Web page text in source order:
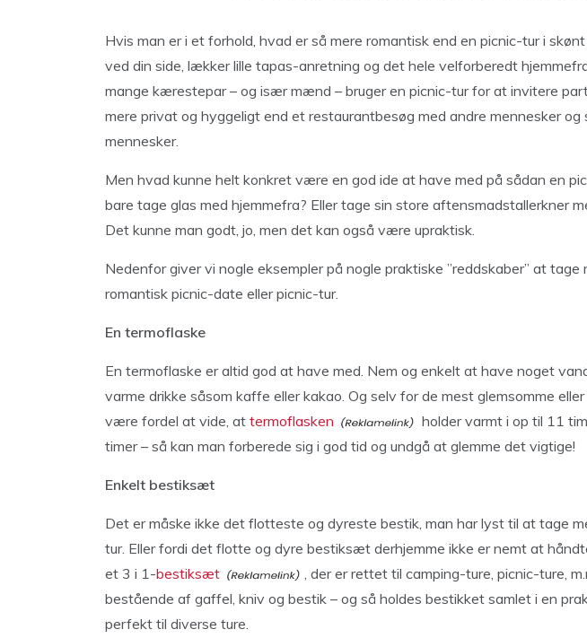
Hvis man er i et forhold, hvad er så mere romantisk end en picnic-tur i
ved din side, lækker lille tapas-anretning og det hele velforberedt
mange kærestepar – og især mænd – bruger en picnic-tur for at invitere
mere privat og hyggeligt end et restaurantbesøg med andre mennesker og
mennesker.
Men hvad kunne helt konkret være en god ide at have med på sådan en
bare tage glas med hjemmefra? Eller tage sin store aftensmadstallerkner
Det kunne man godt, jo, men det kan også være upraktisk.
Nedenfor giver vi nogle eksempler på nogle praktiske ”reddskaber” at
romantisk picnic-date eller picnic-tur.
En termoflaske
En termoflaske er altid god at have med. Nem og enkelt at have noget
varme drikke såsom kaffe eller kakao. Og selv for de mest glemsomme
være fordel at vide, at termoflasken
holder varmt i op til 11
timer – så kan man forberede sig i god tid og undgå at glemme det vigtige!
Enkelt bestiksæt
Det er måske ikke det flotteste og dyreste bestik, man har lyst til at tage
tur. Eller fordi det flotte og dyre bestiksæt derhjemme ikke er nemt at
et 3 i 1-bestiksæt
, der er rettet til camping-ture, picnic-ture,
bestående af gaffel, kniv og bestik – og så holdes bestikket samlet i en
perfekt til diverse ture.